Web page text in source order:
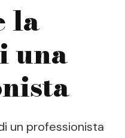
la
una
un professionista